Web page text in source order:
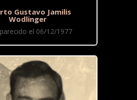
Gustavo Jamilis
Wodlinger
el 06/12/1977